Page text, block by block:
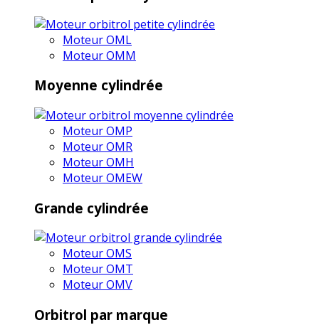
Moteur OML
Moteur OMM
Moyenne cylindrée
Moteur OMP
Moteur OMR
Moteur OMH
Moteur OMEW
Grande cylindrée
Moteur OMS
Moteur OMT
Moteur OMV
Orbitrol par marque